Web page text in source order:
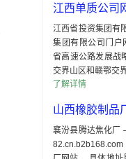
江西单质公司
江西省投资集团有
集团有限公司门户
省高速公路发展战
交界山区和赣鄂交
了解详情
山西橡胶制品
襄汾县腾达焦化厂